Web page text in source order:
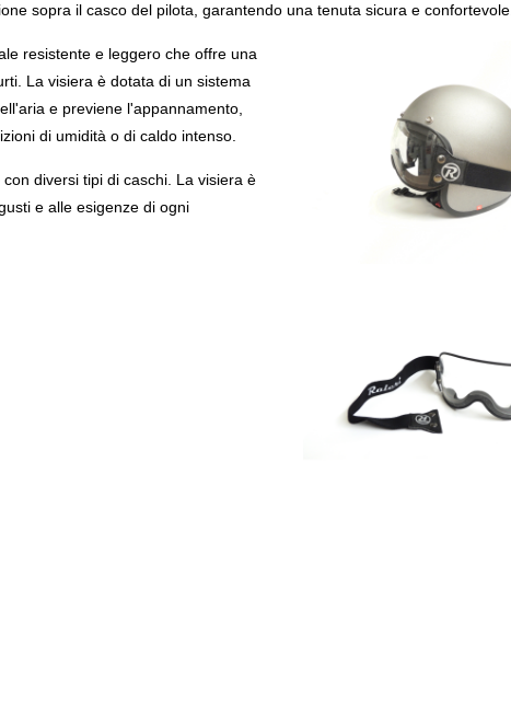
sopra il casco del pilota, garantendo una tenuta sicura e confortevole.
resistente e leggero che offre una
La visiera è dotata di un sistema
e previene l'appannamento,
di umidità o di caldo intenso.
diversi tipi di caschi. La visiera è
e alle esigenze di ogni